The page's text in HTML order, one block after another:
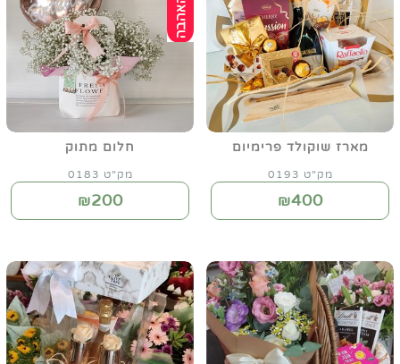
מארז שוקולד פרימיום
מק"ט 0193
₪400
חלום מתוק
מק"ט 0183
₪200